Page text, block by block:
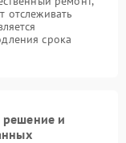
отслеживать
срока
и